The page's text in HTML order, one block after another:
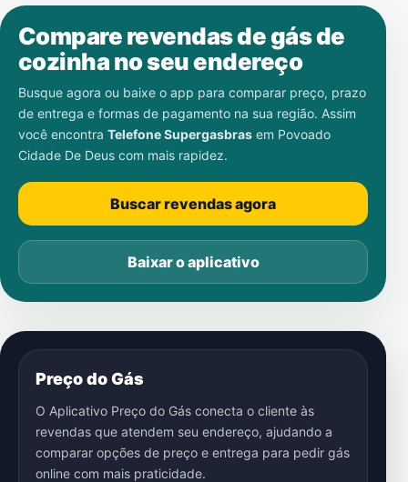
Compare revendas de gás de
cozinha no seu endereço
Busque agora ou baixe o app para comparar preço, prazo
de entrega e formas de pagamento na sua região. Assim
você encontra Telefone Supergasbras em Povoado
Cidade De Deus com mais rapidez.
Buscar revendas agora
Baixar o aplicativo
Preço do Gás
O Aplicativo Preço do Gás conecta o cliente às
revendas que atendem seu endereço, ajudando a
comparar opções de preço e entrega para pedir gás
online com mais praticidade.